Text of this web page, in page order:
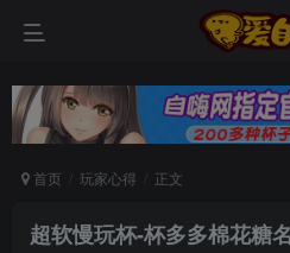
首页 玩家心得 正文
超软慢玩杯-杯多多棉花糖